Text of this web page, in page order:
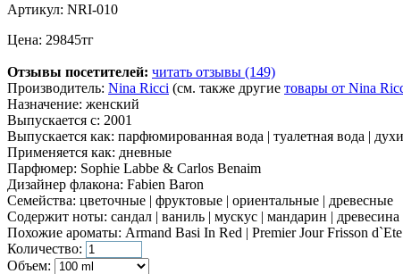
Артикул: NRI-010
Цена: 29845тг
Отзывы посетителей: читать отзывы (149)
Производитель: Nina Ricci (см. также другие товары от Nina
Назначение: женский
Выпускается с: 2001
Выпускается как: парфюмированная вода | туалетная вода |
Применяется как: дневные
Парфюмер: Sophie Labbe & Carlos Benaim
Дизайнер флакона: Fabien Baron
Семейства: цветочные | фруктовые | ориентальные | древесные
Содержит ноты: сандал | ваниль | мускус | мандарин |
Похожие ароматы: Armand Basi In Red | Premier Jour Frisson
Количество:
Объем: